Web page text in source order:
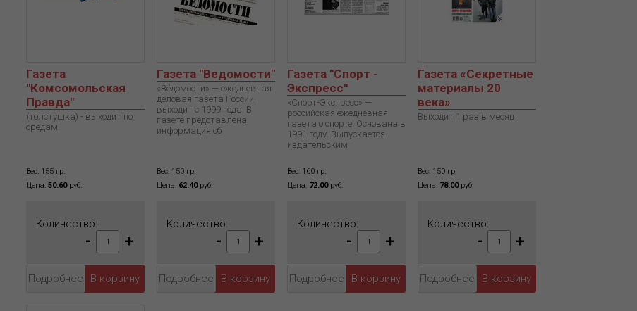
Газета
"Комсомольская
Правда"
(толстушка) - выходит по
средам.
Вес: 155 гр.
Цена: 50.60руб.
Количество:
- +
Подробнее
Газета "Ведомости"
«Ве́домости» — ежедневная
деловая газета России,
выходит с 1999 года. В
газете представлена
информация об
Вес: 150 гр.
Цена: 62.40руб.
Количество:
- +
Подробнее
Газета "Спорт -
Экспресс"
«Спорт-Экспресс» —
российская ежедневная
газета о спорте. Основана в
1991 году. Выпускается
издательским
Вес: 160 гр.
Цена: 72.00руб.
Количество:
- +
Подробнее
Газета «Секретные
материалы 20
века»
Выходит 1 раз в месяц
Вес: 150 гр.
Цена: 78.00руб.
Количество:
- +
Подробнее